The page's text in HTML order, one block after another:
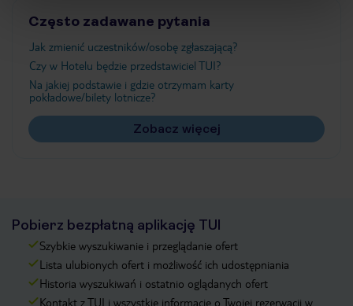
Często zadawane pytania
Jak zmienić uczestników/osobę zgłaszającą?
Czy w Hotelu będzie przedstawiciel TUI?
Na jakiej podstawie i gdzie otrzymam karty
pokładowe/bilety lotnicze?
Zobacz więcej
Pobierz bezpłatną aplikację TUI
Szybkie wyszukiwanie i przeglądanie ofert
Lista ulubionych ofert i możliwość ich udostępniania
Historia wyszukiwań i ostatnio oglądanych ofert
Kontakt z TUI i wszystkie informacje o Twojej rezerwacji w